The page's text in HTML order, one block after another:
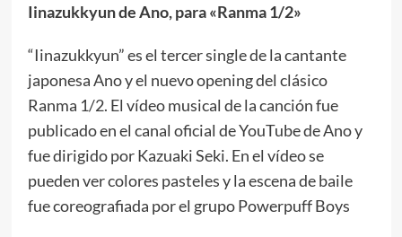
Iinazukkyun de Ano, para «Ranma 1/2»
“Iinazukkyun” es el tercer single de la cantante
japonesa Ano y el nuevo opening del clásico
Ranma 1/2. El vídeo musical de la canción fue
publicado en el canal oficial de YouTube de Ano y
fue dirigido por Kazuaki Seki. En el vídeo se
pueden ver colores pasteles y la escena de baile
fue coreografiada por el grupo Powerpuff Boys